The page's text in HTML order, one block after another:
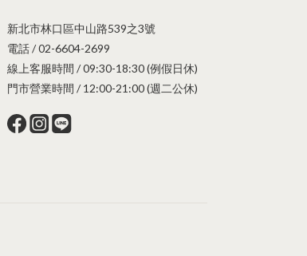
新北市林口區中山路539之3號
電話 / 02-6604-2699
線上客服時間 / 09:30-18:30 (例假日休)
門市營業時間 / 12:00-21:00 (週二公休)